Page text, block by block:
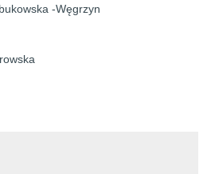
-Węgrzyn